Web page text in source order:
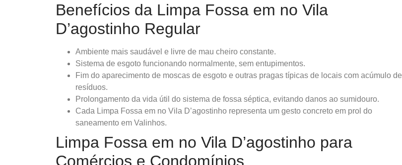
Benefícios da Limpa Fossa em no Vila
D’agostinho Regular
Ambiente mais saudável e livre de mau cheiro constante.
Sistema de esgoto funcionando normalmente, sem entupimentos.
Fim do aparecimento de moscas de esgoto e outras pragas típicas de locais com acúmulo de
resíduos.
Prolongamento da vida útil do sistema de fossa séptica, evitando danos ao sumidouro.
Cada Limpa Fossa em no Vila D’agostinho representa um gesto concreto em prol do
saneamento em Valinhos.
Limpa Fossa em no Vila D’agostinho para
Comércios e Condomínios